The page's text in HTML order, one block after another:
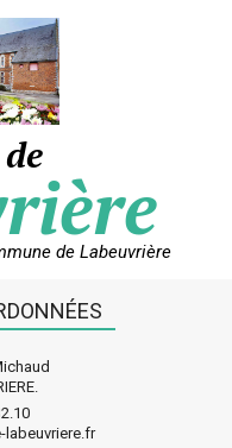
de Labeuvrière
labeuvriere.fr